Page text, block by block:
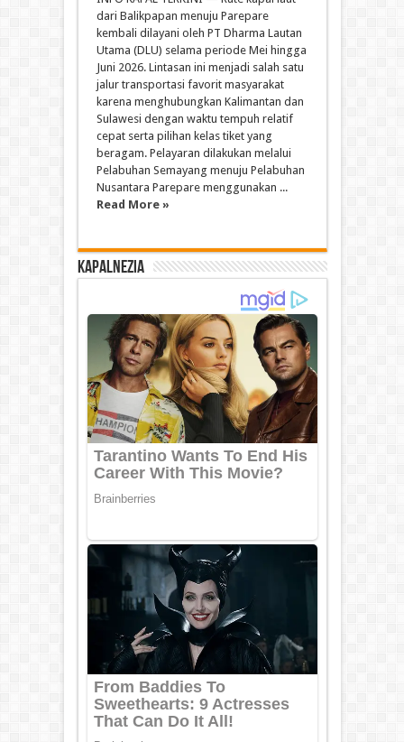
dari Balikpapan menuju Parepare
kembali dilayani oleh PT Dharma Lautan
Utama (DLU) selama periode Mei hingga
Juni 2026. Lintasan ini menjadi salah satu
jalur transportasi favorit masyarakat
karena menghubungkan Kalimantan dan
Sulawesi dengan waktu tempuh relatif
cepat serta pilihan kelas tiket yang
beragam. Pelayaran dilakukan melalui
Pelabuhan Semayang menuju Pelabuhan
Nusantara Parepare menggunakan ...
Read More »
Kapalnezia